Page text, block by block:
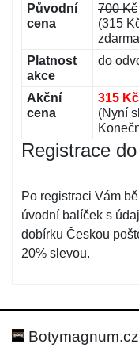
Původní
cena
700 Kč
(315
Platnost
akce
do
Akční
cena
315 Kč
(Nyní
Registrace
Po registraci Vám
úvodní balíček s
dobírku Českou
20% slevou.
Botymagnum.cz